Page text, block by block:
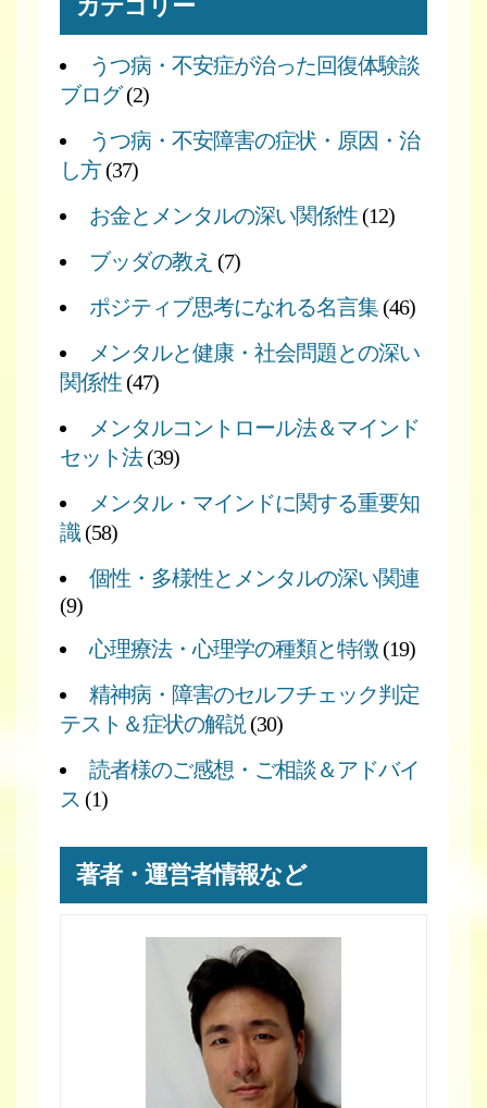
カテゴリー
うつ病・不安症が治った回復体験談
ブログ(2)
うつ病・不安障害の症状・原因・治
し方(37)
お金とメンタルの深い関係性(12)
ブッダの教え (7)
ポジティブ思考になれる名言集(46)
メンタルと健康・社会問題との深い
関係性(47)
メンタルコントロール法＆マインド
セット法(39)
メンタル・マインドに関する重要知
識(58)
個性・多様性とメンタルの深い関連
(9)
心理療法・心理学の種類と特徴(19)
精神病・障害のセルフチェック判定
テスト＆症状の解説 (30)
読者様のご感想・ご相談＆アドバイ
ス (1)
著者・運営者情報など